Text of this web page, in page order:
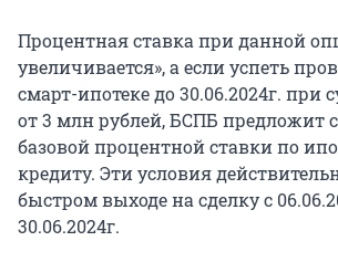
Процентная ставка при данной
увеличивается», а если успеть
смарт-ипотеке до 30.06.2024г. при
от 3 млн рублей, БСПБ предложит
базовой процентной ставки по
кредиту. Эти условия
быстром выходе на сделку с
30.06.2024г.